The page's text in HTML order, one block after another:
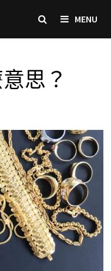
MENU
思？